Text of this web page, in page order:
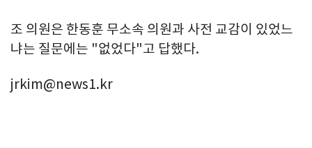
조 의원은 한동훈 무소속 의원과 사전 교감이 있었느
냐는 질문에는 "없었다"고 답했다.
jrkim@news1.kr